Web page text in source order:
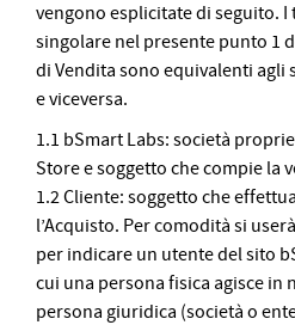
vengono esplicitate di seguito.
singolare nel presente punto 1
di Vendita sono equivalenti agli
e viceversa.
1.1 bSmart Labs: società
Store e soggetto che compie la
1.2 Cliente: soggetto che
l’Acquisto. Per comodità si
per indicare un utente del sito
cui una persona fisica agisce in
persona giuridica (società o